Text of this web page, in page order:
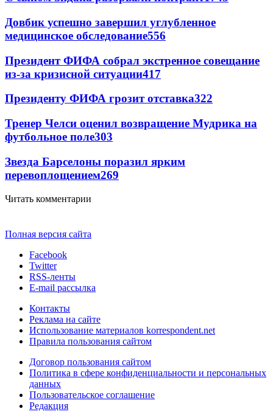
Довбик успешно завершил углубленное
медицинское обследование556
Президент ФИФА собрал экстренное совещание
из-за кризисной ситуации417
Президенту ФИФА грозит отставка322
Тренер Челси оценил возвращение Мудрика на
футбольное поле303
Звезда Барселоны поразил ярким
перевоплощением269
Читать комментарии
Полная версия сайта
Facebook
Twitter
RSS-ленты
E-mail рассылка
Контакты
Реклама на сайте
Использование материалов korrespondent.net
Правила пользования сайтом
Договор пользования сайтом
Политика в сфере конфиденциальности и персональных
данных
Пользовательское соглашение
Редакция